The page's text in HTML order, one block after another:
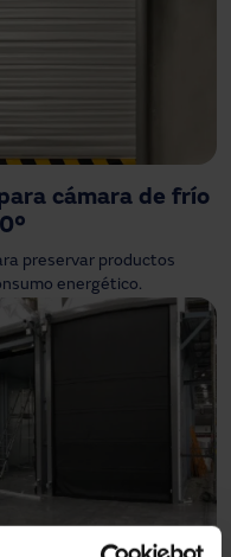
cámara de frío
preservar productos
energético.